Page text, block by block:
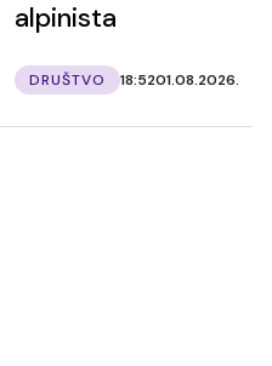
alpinista
DRUŠTVO 18:5201.08.2026.